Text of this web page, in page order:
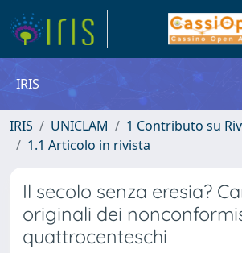
IRIS
IRIS UNICLAM
1 Contributo su
1.1 Articolo in rivista
Il secolo senza eresia?
originali dei
quattrocenteschi